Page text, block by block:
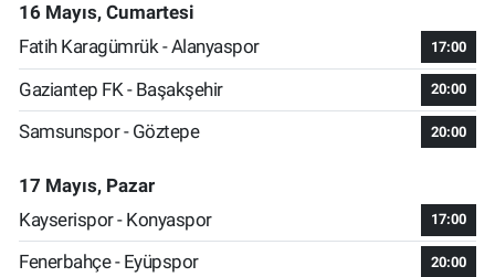
16 Mayıs, Cumartesi
Fatih Karagümrük - Alanyaspor
17:00
Gaziantep FK - Başakşehir 20:00
Samsunspor - Göztepe 20:00
17 Mayıs, Pazar
Kayserispor - Konyaspor
17:00
Fenerbahçe - Eyüpspor 20:00